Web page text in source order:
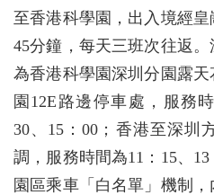
至香港科學園，出入境經
45分鐘，每天三班次往返
為香港科學園深圳分園露
園12E路邊停車處，服務
30、15：00；香港至深圳
調，服務時間為11：15、
園區乘車「白名單」機制